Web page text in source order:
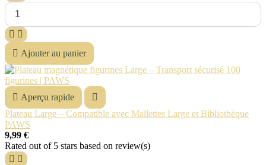
 
 Ajouter au panier
 Aperçu rapide

Plateau Large – Compatible avec Mallettes Large et Bibliothèque
PAWS
9,99 €
Rated out of 5 stars based on review(s)
 